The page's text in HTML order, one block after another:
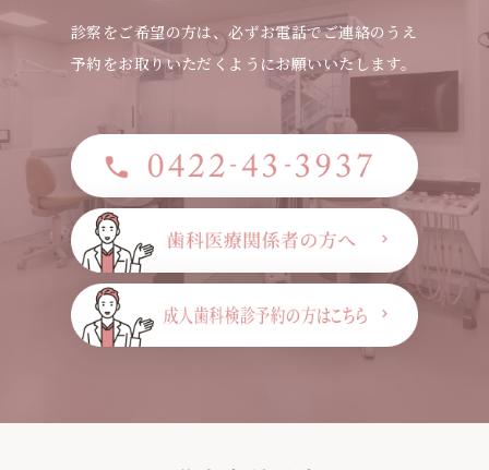
診察をご希望の方は、必ずお電話でご連絡のうえ
予約をお取りいただくようにお願いいたします。